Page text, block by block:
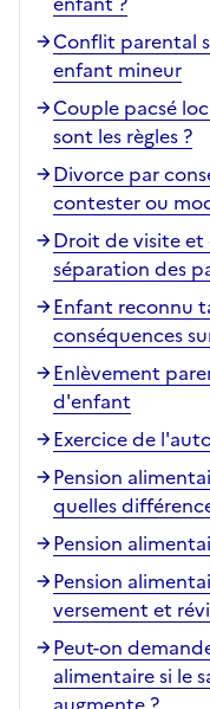
Conflit parental
enfant mineur
Couple pacsé
sont les règles ?
Divorce par
contester ou
Droit de visite et
séparation des
Enfant reconnu
conséquences
Enlèvement
d'enfant
Exercice de
Pension
quelles
Pension
Pension
versement et
Peut-on
alimentaire si le